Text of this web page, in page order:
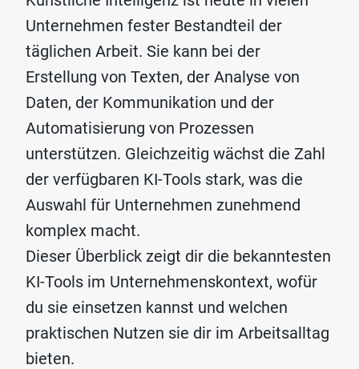
Unternehmen fester Bestandteil der
täglichen Arbeit. Sie kann bei der
Erstellung von Texten, der Analyse von
Daten, der Kommunikation und der
Automatisierung von Prozessen
unterstützen. Gleichzeitig wächst die Zahl
der verfügbaren KI-Tools stark, was die
Auswahl für Unternehmen zunehmend
komplex macht.
Dieser Überblick zeigt dir die bekanntesten
KI-Tools im Unternehmenskontext, wofür
du sie einsetzen kannst und welchen
praktischen Nutzen sie dir im Arbeitsalltag
bieten.